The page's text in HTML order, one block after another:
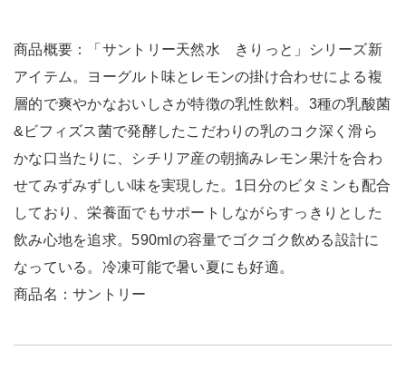
商品概要：「サントリー天然水 きりっと」シリーズ新
アイテム。ヨーグルト味とレモンの掛け合わせによる複
層的で爽やかなおいしさが特徴の乳性飲料。3種の乳酸菌
&ビフィズス菌で発酵したこだわりの乳のコク深く滑ら
かな口当たりに、シチリア産の朝摘みレモン果汁を合わ
せてみずみずしい味を実現した。1日分のビタミンも配合
しており、栄養面でもサポートしながらすっきりとした
飲み心地を追求。590mlの容量でゴクゴク飲める設計に
なっている。冷凍可能で暑い夏にも好適。
商品名：サントリー